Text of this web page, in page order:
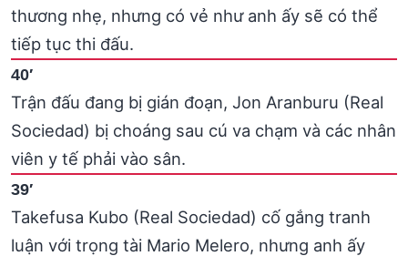
thương nhẹ, nhưng có vẻ như anh ấy sẽ có thể
tiếp tục thi đấu.
40′
Trận đấu đang bị gián đoạn, Jon Aranburu (Real
Sociedad) bị choáng sau cú va chạm và các nhân
viên y tế phải vào sân.
39′
Takefusa Kubo (Real Sociedad) cố gắng tranh
luận với trọng tài Mario Melero, nhưng anh ấy